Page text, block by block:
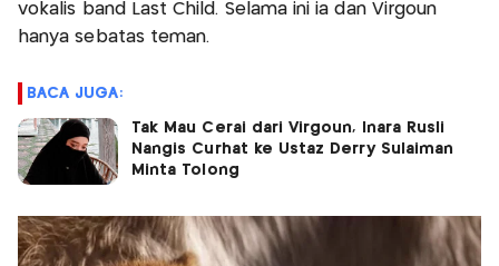
vokalis band Last Child. Selama ini ia dan Virgoun
hanya sebatas teman.
BACA JUGA:
Tak Mau Cerai dari Virgoun, Inara Rusli
Nangis Curhat ke Ustaz Derry Sulaiman
Minta Tolong